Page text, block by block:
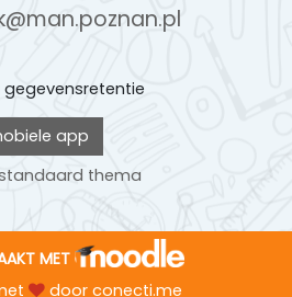
app
thema
MET
door conecti.me